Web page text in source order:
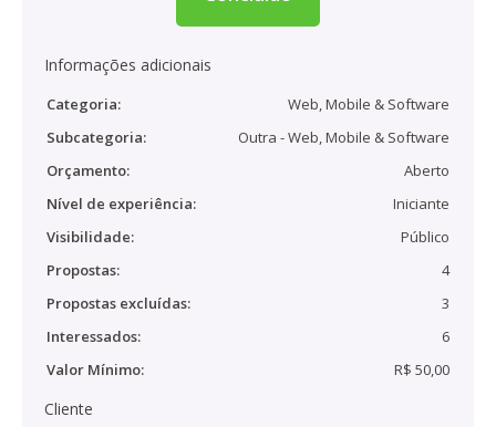
Informações adicionais
Categoria:
Web, Mobile & Software
Subcategoria:
Outra - Web, Mobile & Software
Orçamento:
Aberto
Nível de experiência:
Iniciante
Visibilidade:
Público
Propostas:
4
Propostas excluídas:
3
Interessados:
6
Valor Mínimo:
R$ 50,00
Cliente